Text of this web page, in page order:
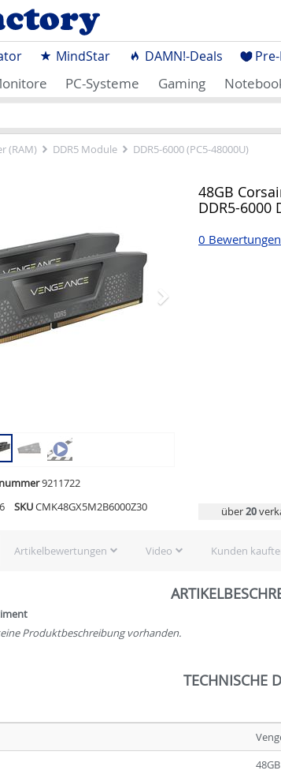
MindStar DAMN!-Deals
PC-Systeme Gaming
(RAM) DDR5 Module DDR5-6000 (PC5-48000U)
9211722
SKUCMK48GX5M2B6000Z30
48GB
DDR5-6000
0 Bewertungen
über20
Artikelbewertungen Video Kunden
Produktbeschreibung vorhanden.
TECHNISCHE
48GB